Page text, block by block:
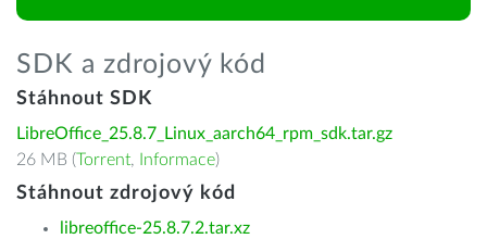
SDK a zdrojový kód
Stáhnout SDK
LibreOffice_25.8.7_Linux_aarch64_rpm_sdk.tar.gz
26 MB (Torrent, Informace)
Stáhnout zdrojový kód
libreoffice-25.8.7.2.tar.xz